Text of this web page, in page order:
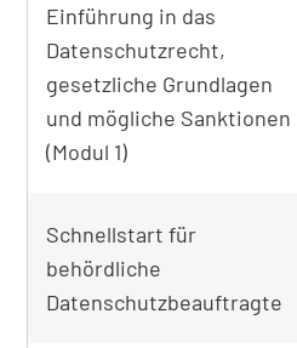
Übersicht
der
gefundenen
Seminare
Einführung in das
Datenschutzrecht,
gesetzliche Grundlagen
und mögliche Sanktionen
(Modul 1)
Schnellstart für
behördliche
Datenschutzbeauftragte